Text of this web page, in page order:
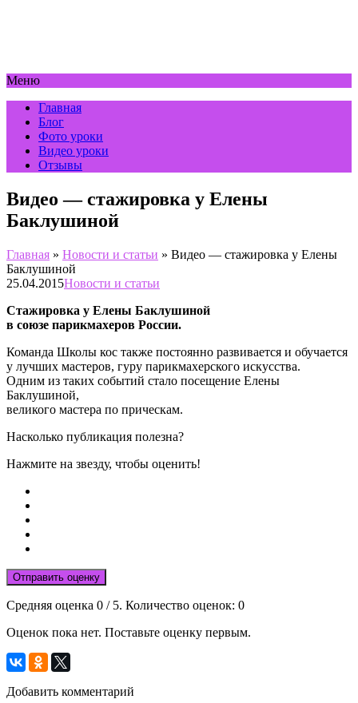
Меню
Главная
Блог
Фото уроки
Видео уроки
Отзывы
Видео — стажировка у Елены
Баклушиной
Главная » Новости и статьи » Видео — стажировка у Елены
Баклушиной
25.04.2015Новости и статьи
Стажировка у Елены Баклушиной
в союзе парикмахеров России.
Команда Школы кос также постоянно развивается и обучается
у лучших мастеров, гуру парикмахерского искусства.
Одним из таких событий стало посещение Елены
Баклушиной,
великого мастера по прическам.
Насколько публикация полезна?
Нажмите на звезду, чтобы оценить!
Отправить оценку
Средняя оценка 0 / 5. Количество оценок: 0
Оценок пока нет. Поставьте оценку первым.
Добавить комментарий